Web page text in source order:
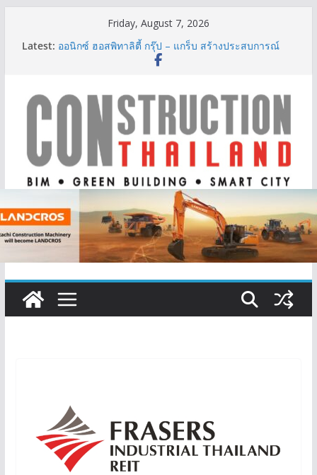
Friday, August 7, 2026
Latest:
ผู้เชี่ยวชาญด้านวิศวกรรมโครงสร้างเสนอแผนปฏิรูป
มาตรฐานตั้งแต่การออกแบบถึงการตรวจสอบอาคารไทย
What You Love”
BCT Expo 2026 ชูแนวคิด “Empowering Net Zero in
Construction & Mining” ขับเคลื่อนอุตสาหกรรม
ก่อสร้างและเหมืองแร่สู่สังคมคาร์บอนต่ำอย่างยั่งยืน
ลลิล พร็อพเพอร์ตี้ ก้าวสู่ปีที่ 40 ยึดลูกค้าเป็นศูนย์กลาง
เดินหน้าสร้างการเติบโตอย่างยั่งยืน
IHG Hotels & Resorts เปิดตัว ฮอลิเดย์ อินน์ เอ็กซ์เพรส